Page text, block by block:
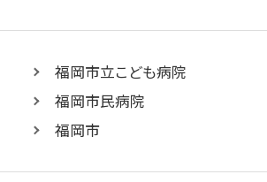
福岡市立こども病院
福岡市民病院
福岡市